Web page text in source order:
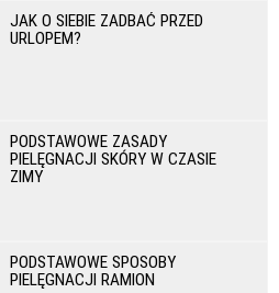
JAK O SIEBIE ZADBAĆ PRZED
URLOPEM?
PODSTAWOWE ZASADY
PIELĘGNACJI SKÓRY W CZASIE
ZIMY
PODSTAWOWE SPOSOBY
PIELĘGNACJI RAMION